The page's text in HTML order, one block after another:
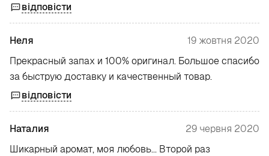
відповісти
Неля
19 жовтня 2020
Прекрасный запах и 100% оригинал. Большое спасибо
за быструю доставку и качественный товар.
відповісти
Наталия
29 червня 2020
Шикарный аромат, моя любовь... Второй раз